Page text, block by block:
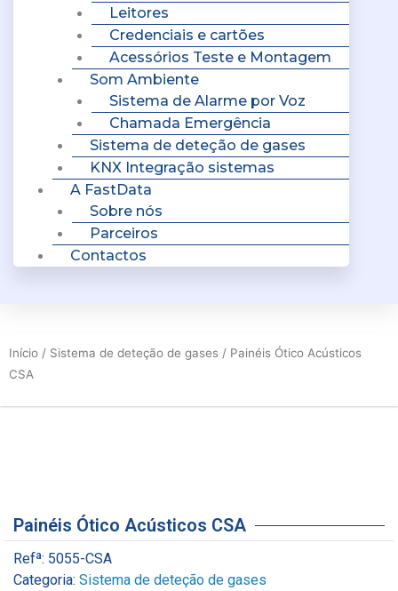
Leitores
Credenciais e cartões
Acessórios Teste e Montagem
Som Ambiente
Sistema de Alarme por Voz
Chamada Emergência
Sistema de deteção de gases
KNX Integração sistemas
A FastData
Sobre nós
Parceiros
Contactos
Início / Sistema de deteção de gases / Painéis Ótico Acústicos
CSA
Painéis Ótico Acústicos CSA
Refª: 5055-CSA
Categoria: Sistema de deteção de gases